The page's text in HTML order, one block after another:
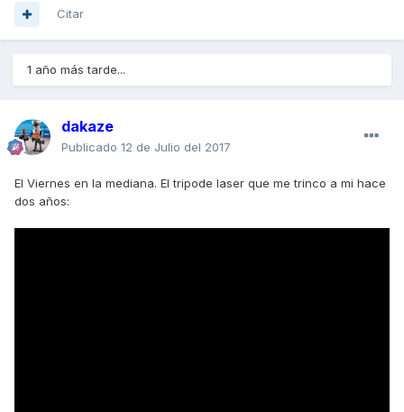
Citar
1 año más tarde...
dakaze
Publicado 12 de Julio del 2017
El Viernes en la mediana. El tripode laser que me trinco a mi hace
dos años: